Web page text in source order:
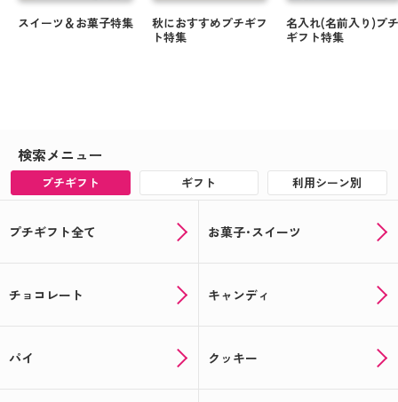
スイーツ＆お菓子特集
秋におすすめプチギフ
ト特集
名入れ(名前入り)プチ
ギフト特集
検索メニュー
プチギフト ギフト 利用シーン別
プチギフト全て お菓子･スイーツ
チョコレート キャンディ
パイ クッキー